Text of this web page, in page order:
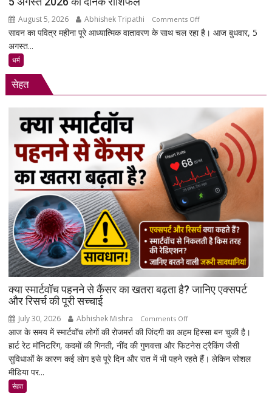
August 5, 2026 Abhishek Tripathi Comments Offon
5
सावन का पवित्र महीना पूरे आध्यात्मिक वातावरण के साथ चल रहा है। आज बुधवार, 5
अगस्त...
धर्म
सेहत
क्या स्मार्टवॉच पहनने से कैंसर का खतरा बढ़ता है? जानिए एक्सपर्ट
और रिसर्च की पूरी सच्चाई
July 30, 2026 Abhishek Mishra Comments Offon
क्या
स्मार्टवॉच
पहनने
आज के समय में स्मार्टवॉच लोगों की रोजमर्रा की जिंदगी का अहम हिस्सा बन चुकी है।
हार्ट रेट मॉनिटरिंग, कदमों की गिनती, नींद की गुणवत्ता और फिटनेस ट्रैकिंग जैसी
सुविधाओं के कारण कई लोग इसे पूरे दिन और रात में भी पहने रहते हैं। लेकिन सोशल
मीडिया पर...
सेहत